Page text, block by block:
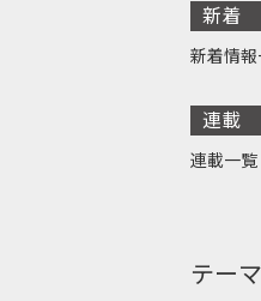
新着
新着情
連載
連載一覧
テー